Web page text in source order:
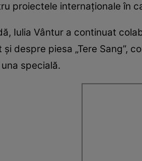
proiectele internaționale în
Iulia Vântur a continuat
despre piesa „Tere Sang”,
specială.